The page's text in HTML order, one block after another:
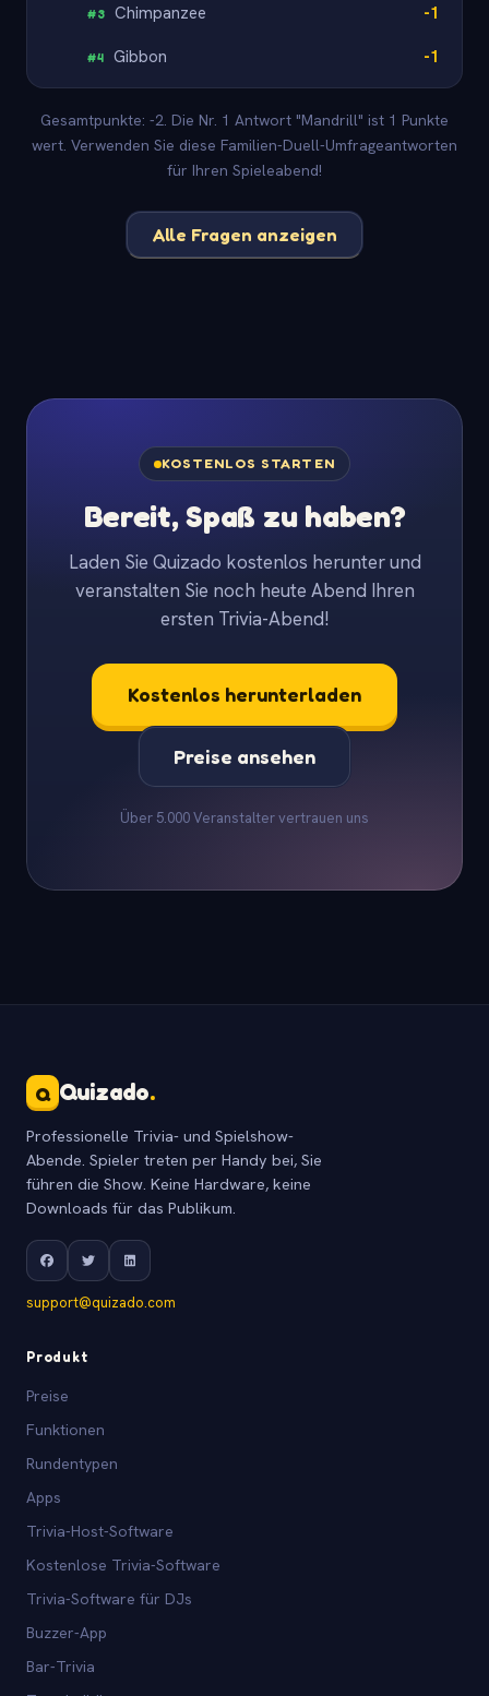
#3 Chimpanzee -1
#4 Gibbon -1
Gesamtpunkte: -2. Die Nr. 1 Antwort "Mandrill" ist 1 Punkte
wert. Verwenden Sie diese Familien-Duell-Umfrageantworten
für Ihren Spieleabend!
Alle Fragen anzeigen
KOSTENLOS STARTEN
Bereit, Spaß zu haben?
Laden Sie Quizado kostenlos herunter und
veranstalten Sie noch heute Abend Ihren
ersten Trivia-Abend!
Kostenlos herunterladen
Preise ansehen
Über 5.000 Veranstalter vertrauen uns
Q Quizado.
Professionelle Trivia- und Spielshow-
Abende. Spieler treten per Handy bei, Sie
führen die Show. Keine Hardware, keine
Downloads für das Publikum.
support@quizado.com
Produkt
Preise
Funktionen
Rundentypen
Apps
Trivia-Host-Software
Kostenlose Trivia-Software
Trivia-Software für DJs
Buzzer-App
Bar-Trivia